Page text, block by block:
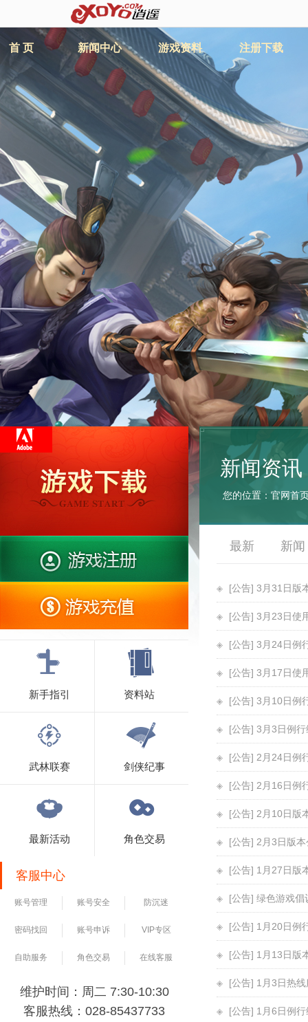
首 页 新闻中心 游戏资料 注册下载
新手指引 资料站
武林联赛 剑侠纪事
最新活动 角色交易
客服中心
账号管理 账号安全 防沉迷
密码找回 账号申诉 VIP专区
自助服务 角色交易 在线客服
维护时间：周二 7:30-10:30
客服热线：028-85437733
新闻资讯
您的位置： 官网首
最新 新闻
[公告] 3月31日版
[公告] 3月23日使
[公告] 3月24日例
[公告] 3月17日使
[公告] 3月10日例
[公告] 3月3日例
[公告] 2月24日例
[公告] 2月16日例
[公告] 2月10日版
[公告] 2月3日版本
[公告] 1月27日版
[公告] 绿色游戏倡
[公告] 1月20日例
[公告] 1月13日版
[公告] 1月3日热
[公告] 1月6日例